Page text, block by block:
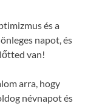
és a
napot, és
van!
arra, hogy
névnapot és